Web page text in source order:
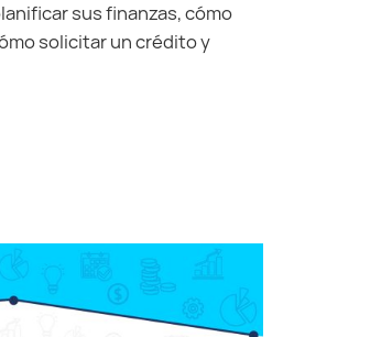
sus finanzas, cómo
solicitar un crédito y